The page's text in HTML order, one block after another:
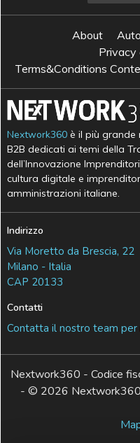
About
Privacy
Terms&Conditions
Nextwork360 è il più
B2B dedicati ai temi della
dell’Innovazione
cultura digitale e
amministrazioni italiane.
Indirizzo
Via Moretto da Brescia, 22
Milano - Italia
CAP 20133
Contatti
Contatta il nostro team per
Nextwork360 - Codice
- © 2026 Nextwork360.